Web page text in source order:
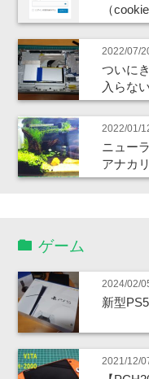
（
2022/07/
ついに
入らな
2022/01/
ニュー
アナカ
ゲーム
2024/02/
新型
2021/12/